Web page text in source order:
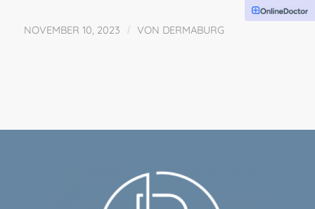
NOVEMBER 10, 2023 / VON DERMABURG